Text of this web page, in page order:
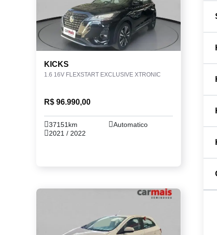
KICKS
1.6 16V FLEXSTART EXCLUSIVE XTRONIC
R$ 96.990,00
37151km
Automatico
2021 / 2022